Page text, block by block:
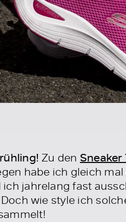
Zu den
habe ich gleich
jahrelang fast
wie style ich